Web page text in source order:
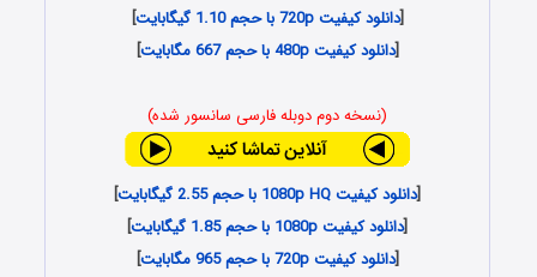
[دانلود کیفیت 720p با حجم 1.10 گیگابایت
]
[دانلود کیفیت 480p با حجم 667 مگابایت ]
(نسخه دوم دوبله فارسی سانسور شده)
[دانلود کیفیت 1080p HQ با حجم 2.55 گیگابایت
]
[دانلود کیفیت 1080p با حجم 1.85 گیگابایت
]
[دانلود کیفیت 720p با حجم 965 مگابایت
]